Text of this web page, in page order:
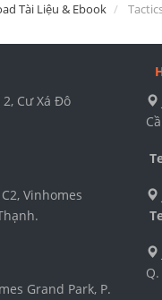
Tài Liệu & Ebook
Cư Xá Đô
Vinhomes
Grand Park, P.